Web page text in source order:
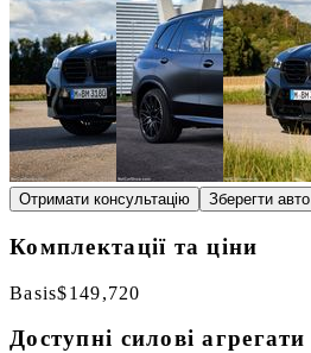
Отримати консультацію Зберегти авто
Комплектації та ціни
Basis$149,720
Доступні силові агрегати